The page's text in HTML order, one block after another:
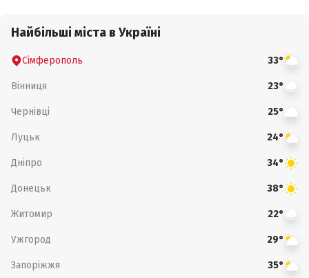
Найбільші міста в Україні
Сімферополь 33°
Вінниця 23°
Чернівці 25°
Луцьк 24°
Дніпро 34°
Донецьк 38°
Житомир 22°
Ужгород 29°
Запоріжжя 35°